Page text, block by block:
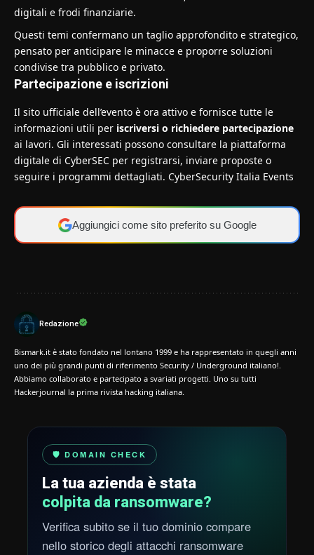
digitali e frodi finanziarie.
Questi temi confermano un taglio approfondito e strategico,
pensato per anticipare le minacce e proporre soluzioni
condivise tra pubblico e privato.
Partecipazione e iscrizioni
Il sito ufficiale dell’evento è ora attivo e fornisce tutte le
informazioni utili per iscriversi o richiedere partecipazione
ai lavori. Gli interessati possono consultare la piattaforma
digitale di CyberSEC per registrarsi, inviare proposte o
seguire i programmi dettagliati. CyberSecurity Italia Events
Aggiungici come sito preferito su Google
Redazione
Bismark.it è stato fondato nel lontano 1999 e ha rappresentato in quegli anni
uno dei più grandi punti di riferimento Security / Underground italiano!.
Abbiamo collaborato e partecipato a svariati progetti. Uno su tutti
Hackerjournal la prima rivista hacking italiana.
🛡️ DOMAIN CHECK
La tua azienda è stata
colpita da ransomware?
Verifica subito se il tuo dominio compare
nello storico degli attacchi ransomware